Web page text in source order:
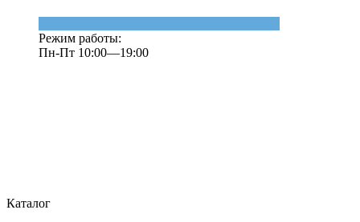
Режим работы:
Пн-Пт 10:00—19:00
Каталог